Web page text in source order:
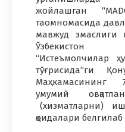
жойлашган
таомномасида
мавжуд эмаслиги
Ўзбекистон
“Истеъмолчилар
тўғрисида”ги
Маҳкамасининг
умумий
(хизматларни)
қоидалари